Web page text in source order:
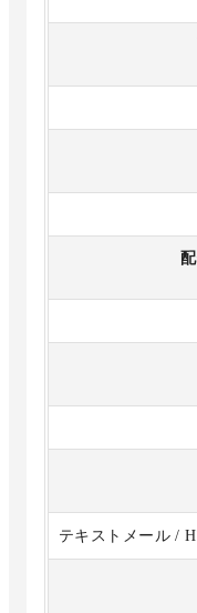
テキストメール /